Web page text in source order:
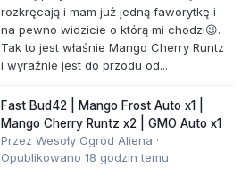
rozkręcają i mam już jedną faworytkę i
na pewno widzicie o którą mi chodzi😉.
Tak to jest właśnie Mango Cherry Runtz
i wyraźnie jest do przodu od...
Fast Bud42 | Mango Frost Auto x1 |
Mango Cherry Runtz x2 | GMO Auto x1
Przez Wesoły Ogród Aliena ·
Opublikowano 18 godzin temu